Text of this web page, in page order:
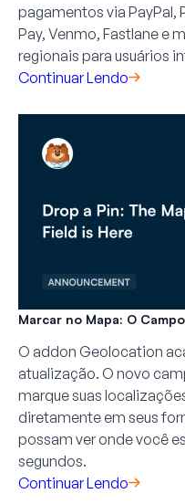
pagamentos via PayPal,
Pay, Venmo, Fastlane e
regionais para usuários
Continuar Lendo
Marcar no Mapa: O
O addon Geolocation
atualização. O novo
marque suas
diretamente em seus
possam ver onde você
segundos.
Continuar Lendo